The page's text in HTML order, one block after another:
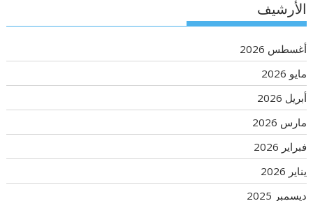
الأرشيف
أغسطس 2026
مايو 2026
أبريل 2026
مارس 2026
فبراير 2026
يناير 2026
ديسمبر 2025